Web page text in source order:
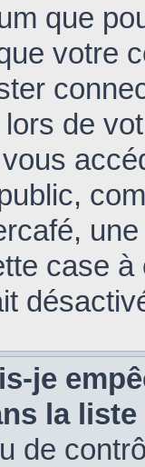
que
votre
de
case à
je
la
de